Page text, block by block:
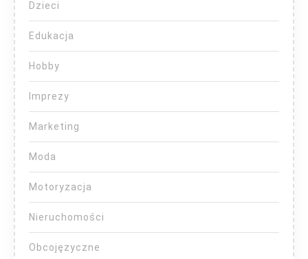
Dzieci
Edukacja
Hobby
Imprezy
Marketing
Moda
Motoryzacja
Nieruchomości
Obcojęzyczne